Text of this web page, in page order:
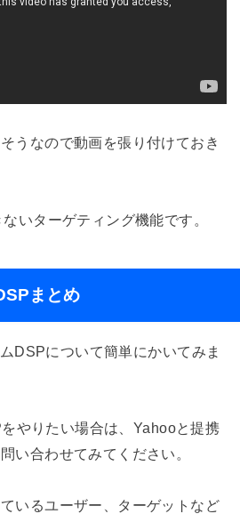
うなので動画を張り付けておき
いターゲティング機能です。
まとめ
DSPについて簡単にかいてみま
やりたい場合は、Yahooと提携
い合わせてみてください。
いるユーザー、ターゲットなど